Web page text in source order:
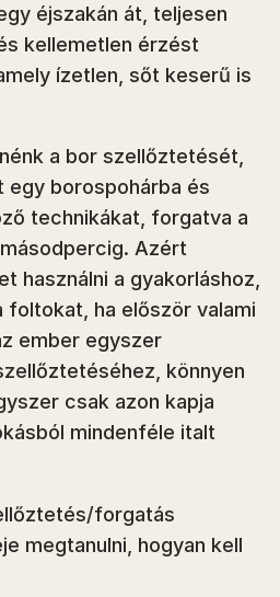
éjszakán át, teljesen
kellemetlen érzést
ízetlen, sőt keserű is
a bor szellőztetését,
egy borospohárba és
technikákat, forgatva a
Azért
használni a gyakorláshoz,
foltokat, ha először valami
ember egyszer
könnyen
csak azon kapja
mindenféle italt
forgatás
megtanulni, hogyan kell